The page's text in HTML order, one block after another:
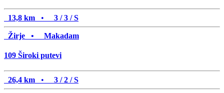
13,8 km • 3 / 3 / S
Žirje • Makadam
109 Široki putevi
26,4 km • 3 / 2 / S